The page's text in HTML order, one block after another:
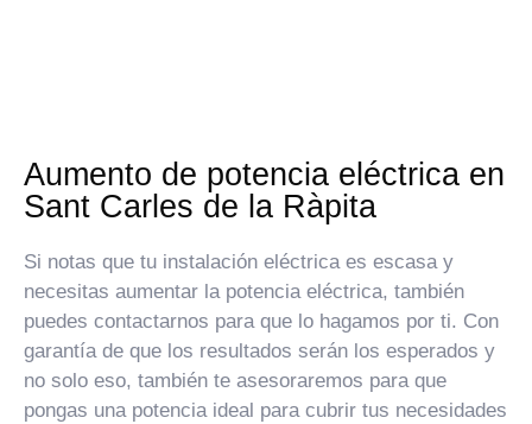
Aumento de potencia eléctrica en
Sant Carles de la Ràpita
Si notas que tu instalación eléctrica es escasa y
necesitas aumentar la potencia eléctrica, también
puedes contactarnos para que lo hagamos por ti. Con
garantía de que los resultados serán los esperados y
no solo eso, también te asesoraremos para que
pongas una potencia ideal para cubrir tus necesidades